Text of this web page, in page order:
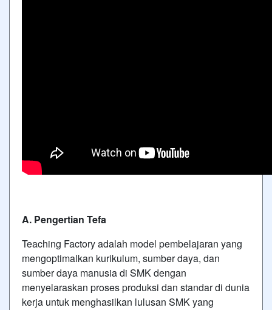
A. Pengertian Tefa
Teaching Factory adalah model pembelajaran yang
mengoptimalkan kurikulum, sumber daya, dan
sumber daya manusia di SMK dengan
menyelaraskan proses produksi dan standar di dunia
kerja untuk menghasilkan lulusan SMK yang